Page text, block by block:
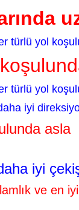
türlü yol
türlü yol
iyi
asla
iyi
ve en